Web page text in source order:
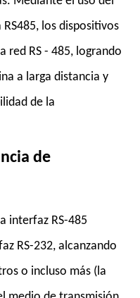
los dispositivos
red RS - 485, logrando
a larga distancia y
de la
de
interfaz RS-485
RS-232, alcanzando
o incluso más (la